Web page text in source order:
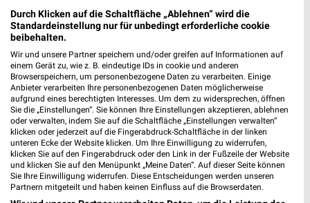
Heute 07:00 - 21:00 Uhr | Geöffnet
Lidl Frechen
Dr-Gottfried-Cremer-Allee 22
50226 Frechen
Heute 07:00 - 21:00 Uhr | Geöffnet
486,95 km • Angebote: 2 Prospekte
Durch Klicken auf die Schaltfläche „Ablehnen“ wird die
Standardeinstellung nur für unbedingt erforderliche cookie
beibehalten.
Wir und unsere Partner speichern und/oder greifen auf Informationen auf
einem Gerät zu, wie z. B. eindeutige IDs in cookie und anderen
Browserspeichern, um personenbezogene Daten zu verarbeiten. Einige
Anbieter verarbeiten Ihre personenbezogenen Daten möglicherweise
aufgrund eines berechtigten Interesses. Um dem zu widersprechen, öffnen
Sie die „Einstellungen“. Sie können Ihre Einstellungen akzeptieren, ablehnen
oder verwalten, indem Sie auf die Schaltfläche „Einstellungen verwalten“
klicken oder jederzeit auf die Fingerabdruck-Schaltfläche in der linken
unteren Ecke der Website klicken. Um Ihre Einwilligung zu widerrufen,
klicken Sie auf den Fingerabdruck oder den Link in der Fußzeile der Website
und klicken Sie auf den Menüpunkt „Meine Daten“. Auf dieser Seite können
Sie Ihre Einwilligung widerrufen. Diese Entscheidungen werden unseren
Partnern mitgeteilt und haben keinen Einfluss auf die Browserdaten.